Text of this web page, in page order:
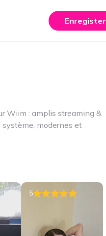
Enregister
Wiim : amplis streaming &
modernes et
5